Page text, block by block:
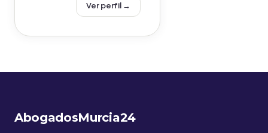
Ver perfil →
AbogadosMurcia24